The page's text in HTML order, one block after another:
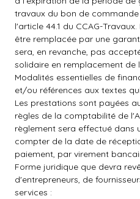
travaux du bon de
l'article 44.1 du CCAG-
être remplacée par une
sera, en revanche, pas
solidaire en remplacement de
Modalités essentielles de
et/ou références aux textes
Les prestations sont payées
règles de la comptabilité de
règlement sera effectué dans
compter de la date de
paiement, par virement
Forme juridique que devra
d'entrepreneurs, de
services :